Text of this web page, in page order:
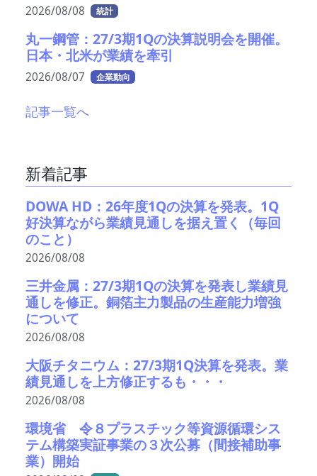
2026/08/08 統計
丸一鋼管：27/3期1Qの決算説明会を開催。
日本・北米が業績を牽引
2026/08/07 企業動向
記事一覧へ
新着記事
DOWA HD：26年度1Qの決算を発表。1Q
好決算ながら業績見通しを据え置く（毎回
のこと）
2026/08/08
三井金属：27/3期1Qの決算を発表し業績見
通しを修正。銅箔主力製品の生産能力増強
について
2026/08/08
大阪チタニウム：27/3期1Q決算を発表。業
績見通しを上方修正するも・・・
2026/08/08
環境省 令８プラスチック等資源循環シス
テム構築実証事業の３次公募（間接補助事
業）開始